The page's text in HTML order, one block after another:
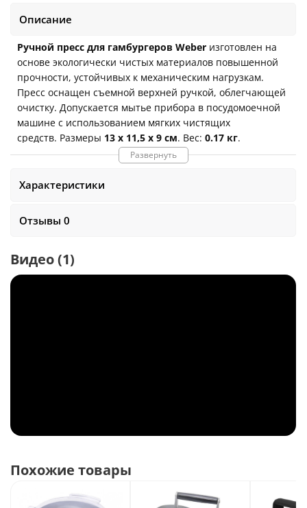
Описание
Ручной пресс для гамбургеров Weber изготовлен на
основе экологически чистых материалов повышенной
прочности, устойчивых к механическим нагрузкам.
Пресс оснащен съемной верхней ручкой, облегчающей
очистку. Допускается мытье прибора в посудомоечной
машине с использованием мягких чистящих
средств. Размеры 13 x 11,5 x 9 см. Вес: 0.17 кг.
Позволяет формироватькотлеты весом в 120 и 220
грамм
Развернуть
Характеристики
Отзывы 0
Видео(1)
Похожие товары